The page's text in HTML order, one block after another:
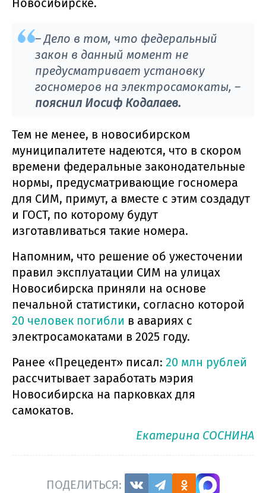
– Дело в том, что федеральный
закон в данный момент не
предусматривает установку
госномеров на электросамокаты, –
пояснил Иосиф Кодалаев.
Тем не менее, в новосибирском
муниципалитете надеются, что в скором
времени федеральные законодательные
нормы, предусматривающие госномера
для СИМ, примут, а вместе с этим создадут
и ГОСТ, по которому будут
изготавливаться такие номера.
Напомним, что решение об ужесточении
правил эксплуатации СИМ на улицах
Новосибирска приняли на основе
печальной статистики, согласно которой
20 человек погибли в авариях с
электросамокатами в 2025 году.
Ранее «Прецедент» писал: 20 млн рублей
рассчитывает заработать мэрия
Новосибирска на парковках для
самокатов.
Екатерина СОСНИНА
ПОДЕЛИТЬСЯ: